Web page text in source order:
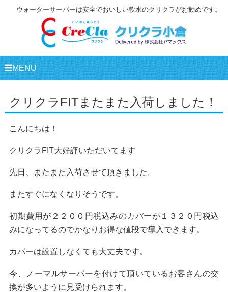
ウォーターサーバーは安全でおいしい軟水のクリクラがお勧めです。
☰MENU
クリクラFITまたまた入荷しました！
こんにちは！
クリクラFIT大好評いただいてます
先日、またまた入荷させて頂きました。
またすぐになくなりそうです。
初期費用が２２００円税込みのカバーが１３２０円税込
みになってるのでかなりお得な値段で導入できます。
カバーは設置しなくても大丈夫です。
今、ノーマルサーバーを付けて頂いているお客さんの交
換が多いように見受けられます。